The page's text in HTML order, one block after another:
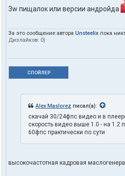
3w пищалок или версии андройда
За это сообщение автора Unsteelix пока
Дизлайков: 0)
СПОЙЛЕР
Alex Maslorez писал(а):
скачай 30/24фпс видео и в
скорость видео выше 1.0 - на 1.2
60фпс практически по сути
высокочастотная кадровая